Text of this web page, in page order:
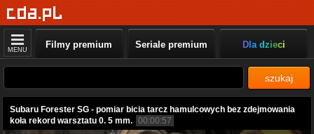
MENU Filmy premium Seriale premium Dla dzieci
szukaj
Subaru Forester SG - pomiar bicia tarcz hamulcowych bez zdejmowania
koła rekord warsztatu 0. 5 mm. 00:00:57